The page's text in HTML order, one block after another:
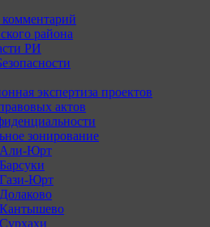
района
РИ
экспертиза проектов
актов
зонирование
Юрт
Юрт